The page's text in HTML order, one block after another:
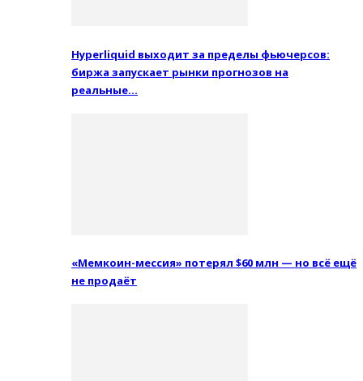
Hyperliquid выходит за пределы фьючерсов:
биржа запускает рынки прогнозов на
реальные…
«Мемкоин-мессия» потерял $60 млн — но всё ещё
не продаёт